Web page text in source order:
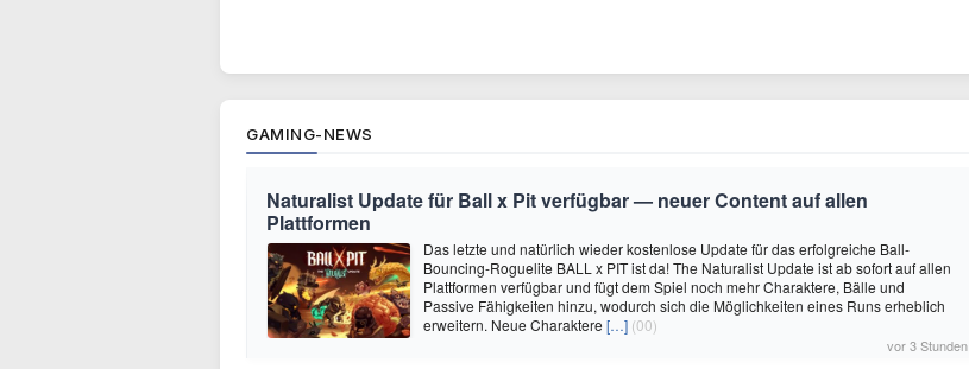
GAMING-NEWS
Naturalist Update für Ball x Pit verfügbar — neuer Content auf allen
Plattformen
Das letzte und natürlich wieder kostenlose Update für das erfolgreiche Ball-
Bouncing-Roguelite BALL x PIT ist da! The Naturalist Update ist ab sofort auf allen
Plattformen verfügbar und fügt dem Spiel noch mehr Charaktere, Bälle und
Passive Fähigkeiten hinzu, wodurch sich die Möglichkeiten eines Runs erheblich
erweitern. Neue Charaktere […] (00)
vor 3 Stunden